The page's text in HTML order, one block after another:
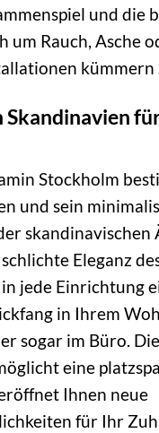
und die
um Rauch, Asche
kümmern
Skandinavien
Stockholm
und sein
skandinavischen
Eleganz
jede Einrichtung
in Ihrem
sogar im Büro. Die
eine
Ihnen neue
für Ihr